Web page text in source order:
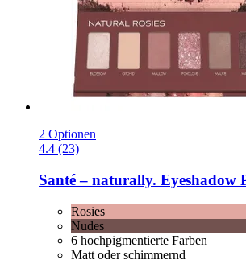
2 Optionen
4.4 (23)
Santé – naturally. Eyeshadow
Rosies
Nudes
6 hochpigmentierte Farben
Matt oder schimmernd